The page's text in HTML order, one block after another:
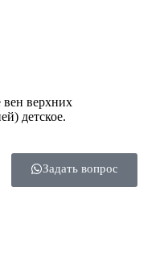
вен верхних
детское.
Задать вопрос